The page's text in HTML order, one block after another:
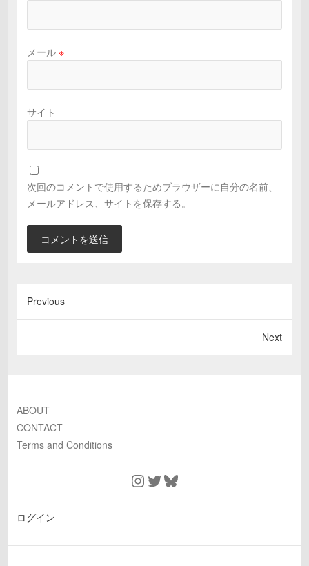
メール ※
サイト
次回のコメントで使用するためブラウザーに自分の名前、
メールアドレス、サイトを保存する。
Previous
Next
ABOUT
CONTACT
Terms and Conditions
Instagram
TwitterBluesky
ログイン